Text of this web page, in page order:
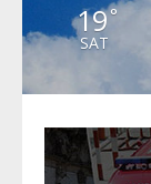
19°
SAT